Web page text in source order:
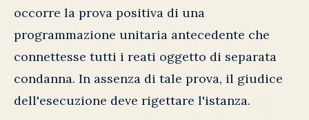
occorre la prova positiva di una
programmazione unitaria antecedente che
connettesse tutti i reati oggetto di separata
condanna. In assenza di tale prova, il giudice
dell'esecuzione deve rigettare l'istanza.